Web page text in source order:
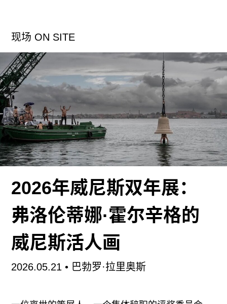
最亲密的朋友——一个汉族女孩将在暑假结束时离
开，他们曾度过不少浪漫时光；去北京打工的哥哥
突然返乡又再次远行。而家乡的村庄，也和世界上
千千万万乡村一样，正经历着巨大的改变。
阿尔辛的那些植物标本，在影片中像是艺术装置，
通过不同材质的拼贴，揭开哈萨克族文化、历史及
其背后的精神世界之一角，这对于大部分银幕前的
观众来说是陌生而神秘的。作为汉族导演，景一虽
然在当地长大，但他不佯装懂得，而是试图用一种
谨慎而轻巧的方式来表现他者。背景中沙漠里的遗
址废墟、作为道具的书和旧报纸、暑假结束时孩子
不经意的一句“我要回秋季牧场了”背后的游牧传统
——这些细节都提供了一种介于内部与外部之间的
视角，反映出这一边界族群今天的处境。而“植物学
家”保存生命的职责，在这里也构成了全片最重要的
隐喻：文化的延存。
现场 ON SITE
2026年威尼斯双年展：
弗洛伦蒂娜·霍尔辛格的
威尼斯活人画
2026.05.21• 巴勃罗·拉里奥斯